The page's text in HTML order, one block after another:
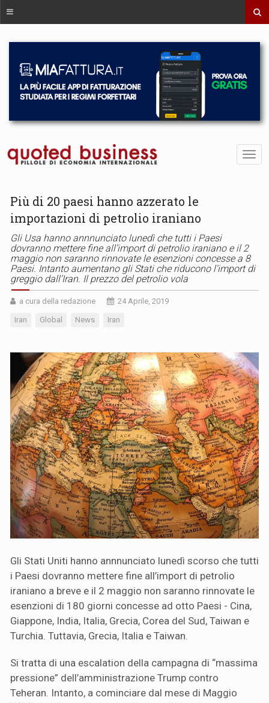
Più di 20 paesi hanno azzerato le
importazioni di petrolio iraniano
Gli Usa hanno annnunciato lunedì che tutti i Paesi
dovranno mettere fine all’import di petrolio iraniano e il 2
maggio non saranno rinnovate le esenzioni concesse a 8
Paesi. Intanto aumentano gli Stati che riducono l'import di
greggio dall’Iran. Il prezzo del petrolio vola
a cura della redazione 24 Aprile, 2019
Iran Global News Iran
Gli Stati Uniti hanno annnunciato lunedì scorso che tutti
i Paesi dovranno mettere fine all’import di petrolio
iraniano a breve e il 2 maggio non saranno rinnovate le
esenzioni di 180 giorni concesse ad otto Paesi - Cina,
Giappone, India, Italia, Grecia, Corea del Sud, Taiwan e
Turchia. Tuttavia, Grecia, Italia e Taiwan.
Si tratta di una escalation della campagna di “massima
pressione” dell’amministrazione Trump contro
Teheran. Intanto, a cominciare dal mese di Maggio